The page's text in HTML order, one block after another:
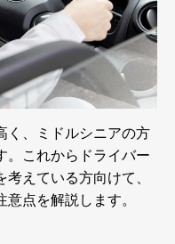
く、ミドルシニアの方
。これからドライバー
えている方向けて、
点を解説します。